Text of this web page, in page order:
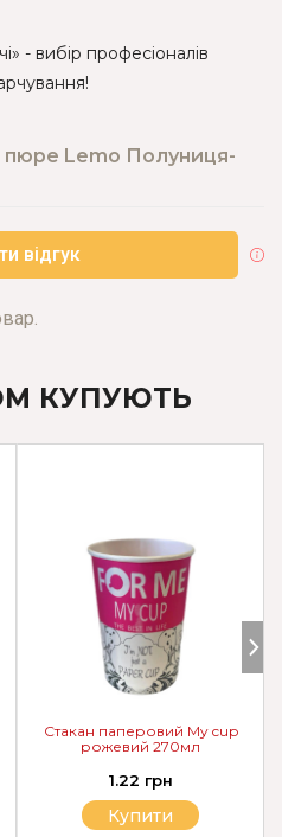
- вибір професіоналів
пюре Lemo Полуниця-
відгук
КУПУЮТЬ
Стакан паперовий My cup
рожевий 270мл
1.22 грн
Купити